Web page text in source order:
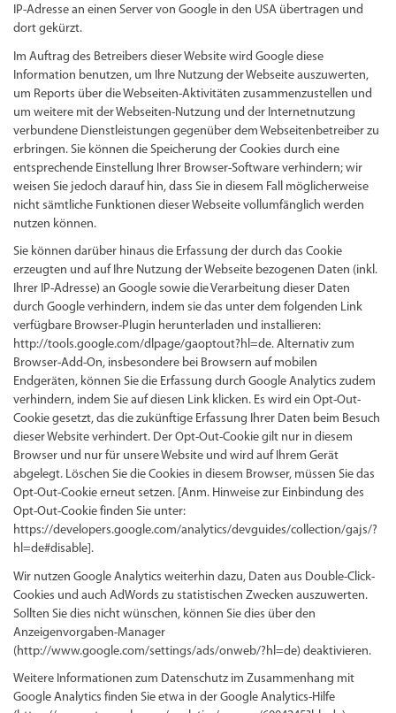
IP-Adresse an einen Server von Google in den USA übertragen und
dort gekürzt.
Im Auftrag des Betreibers dieser Website wird Google diese
Information benutzen, um Ihre Nutzung der Webseite auszuwerten,
um Reports über die Webseiten-Aktivitäten zusammenzustellen und
um weitere mit der Webseiten-Nutzung und der Internetnutzung
verbundene Dienstleistungen gegenüber dem Webseitenbetreiber zu
erbringen. Sie können die Speicherung der Cookies durch eine
entsprechende Einstellung Ihrer Browser-Software verhindern; wir
weisen Sie jedoch darauf hin, dass Sie in diesem Fall möglicherweise
nicht sämtliche Funktionen dieser Webseite vollumfänglich werden
nutzen können.
Sie können darüber hinaus die Erfassung der durch das Cookie
erzeugten und auf Ihre Nutzung der Webseite bezogenen Daten (inkl.
Ihrer IP-Adresse) an Google sowie die Verarbeitung dieser Daten
durch Google verhindern, indem sie das unter dem folgenden Link
verfügbare Browser-Plugin herunterladen und installieren:
http://tools.google.com/dlpage/gaoptout?hl=de. Alternativ zum
Browser-Add-On, insbesondere bei Browsern auf mobilen
Endgeräten, können Sie die Erfassung durch Google Analytics zudem
verhindern, indem Sie auf diesen Link klicken. Es wird ein Opt-Out-
Cookie gesetzt, das die zukünftige Erfassung Ihrer Daten beim Besuch
dieser Website verhindert. Der Opt-Out-Cookie gilt nur in diesem
Browser und nur für unsere Website und wird auf Ihrem Gerät
abgelegt. Löschen Sie die Cookies in diesem Browser, müssen Sie das
Opt-Out-Cookie erneut setzen. [Anm. Hinweise zur Einbindung des
Opt-Out-Cookie finden Sie unter:
https://developers.google.com/analytics/devguides/collection/gajs/?
hl=de#disable].
Wir nutzen Google Analytics weiterhin dazu, Daten aus Double-Click-
Cookies und auch AdWords zu statistischen Zwecken auszuwerten.
Sollten Sie dies nicht wünschen, können Sie dies über den
Anzeigenvorgaben-Manager
(http://www.google.com/settings/ads/onweb/?hl=de) deaktivieren.
Weitere Informationen zum Datenschutz im Zusammenhang mit
Google Analytics finden Sie etwa in der Google Analytics-Hilfe